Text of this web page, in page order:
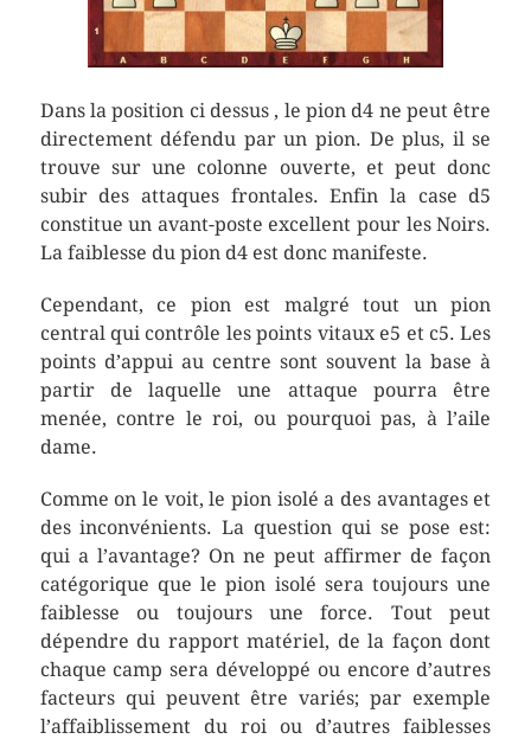
Dans la position ci dessus , le pion d4 ne peut être
directement défendu par un pion. De plus, il se
trouve sur une colonne ouverte, et peut donc
subir des attaques frontales. Enfin la case d5
constitue un avant-poste excellent pour les Noirs.
La faiblesse du pion d4 est donc manifeste.
Cependant, ce pion est malgré tout un pion
central qui contrôle les points vitaux e5 et c5. Les
points d’appui au centre sont souvent la base à
partir de laquelle une attaque pourra être
menée, contre le roi, ou pourquoi pas, à l’aile
dame.
Comme on le voit, le pion isolé a des avantages et
des inconvénients. La question qui se pose est:
qui a l’avantage? On ne peut affirmer de façon
catégorique que le pion isolé sera toujours une
faiblesse ou toujours une force. Tout peut
dépendre du rapport matériel, de la façon dont
chaque camp sera développé ou encore d’autres
facteurs qui peuvent être variés; par exemple
l’affaiblissement du roi ou d’autres faiblesses